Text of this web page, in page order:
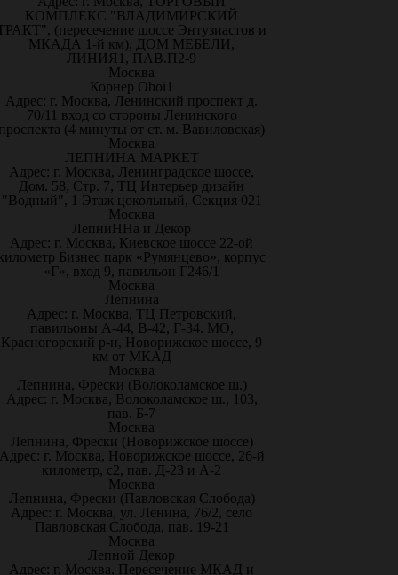
КОМПЛЕКС "ВЛАДИМИРСКИЙ
(пересечение шоссе Энтузиастов и
МКАДА 1-й км), ДОМ МЕБЕЛИ,
ЛИНИЯ1, ПАВ.П2-9
Москва
Корнер Oboi1
Адрес: г. Москва, Ленинский проспект д.
70/11 вход со стороны Ленинского
(4 минуты от ст. м. Вавиловская)
Москва
ЛЕПНИНА МАРКЕТ
Адрес: г. Москва, Ленинградское шоссе,
Дом. 58, Стр. 7, ТЦ Интерьер дизайн
"Водный", 1 Этаж цокольный, Секция 021
Москва
ЛепниННа и Декор
Адрес: г. Москва, Киевское шоссе 22-ой
Бизнес парк «Румянцево», корпус
«Г», вход 9, павильон Г246/1
Москва
Лепнина
Адрес: г. Москва, ТЦ Петровский,
павильоны А-44, В-42, Г-34. МО,
Красногорский р-н, Новорижское шоссе, 9
км от МКАД
Москва
Лепнина, Фрески (Волоколамское ш.)
Адрес: г. Москва, Волоколамское ш., 103,
пав. Б-7
Москва
Лепнина, Фрески (Новорижское шоссе)
г. Москва, Новорижское шоссе, 26-й
километр, с2, пав. Д-23 и А-2
Москва
Лепнина, Фрески (Павловская Слобода)
Адрес: г. Москва, ул. Ленина, 76/2, село
Павловская Слобода, пав. 19-21
Москва
Лепной Декор
Адрес: г. Москва, Пересечение МКАД и